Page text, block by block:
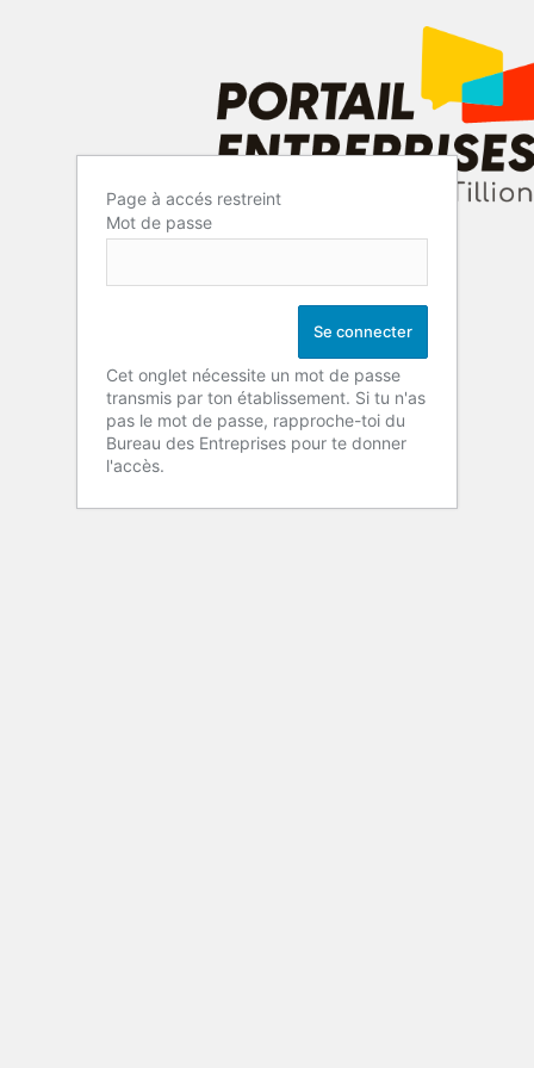
Page à accés restreint
Mot de passe
Cet onglet nécessite un mot de passe
transmis par ton établissement. Si tu n'as
pas le mot de passe, rapproche-toi du
Bureau des Entreprises pour te donner
l'accès.